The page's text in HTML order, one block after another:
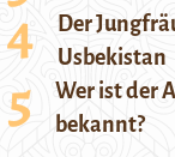
Der
Usbekistan
Wer ist der
bekannt?